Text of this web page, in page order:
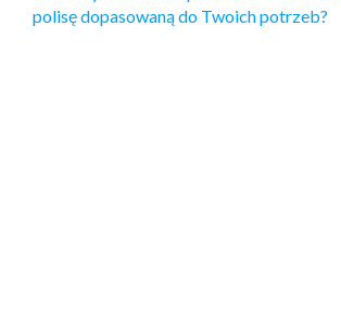
polisę dopasowaną do Twoich potrzeb?